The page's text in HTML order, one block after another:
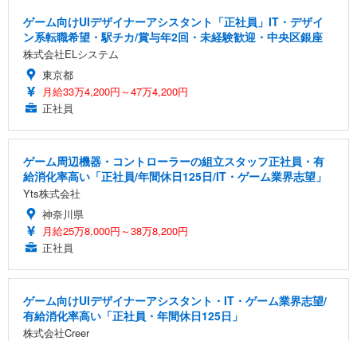
ゲーム向けUIデザイナーアシスタント「正社員」IT・デザイ
ン系転職希望・駅チカ/賞与年2回・未経験歓迎・中央区銀座
株式会社ELシステム
東京都
月給33万4,200円～47万4,200円
正社員
ゲーム周辺機器・コントローラーの組立スタッフ正社員・有
給消化率高い「正社員/年間休日125日/IT・ゲーム業界志望」
Yts株式会社
神奈川県
月給25万8,000円～38万8,200円
正社員
ゲーム向けUIデザイナーアシスタント・IT・ゲーム業界志望/
有給消化率高い「正社員・年間休日125日」
株式会社Creer